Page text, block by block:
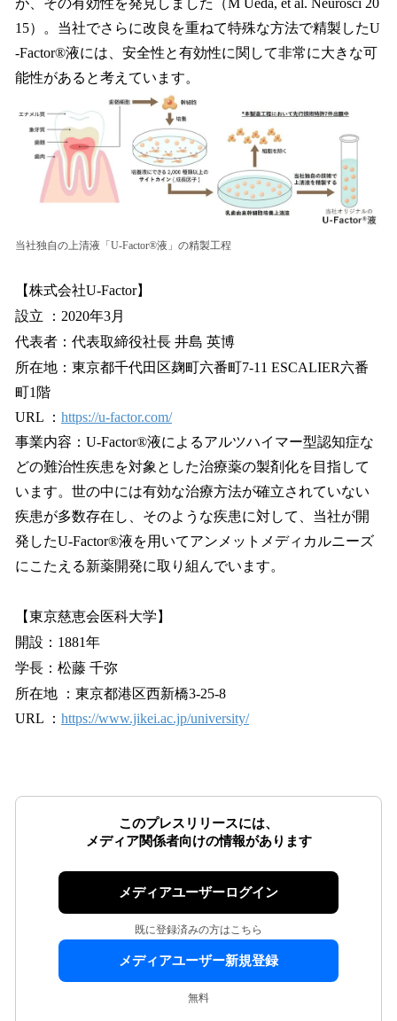
15）。当社でさらに改良を重ねて特殊な方法で精製したU
-Factor®液には、安全性と有効性に関して非常に大きな可
能性があると考えています。
当社独自の上清液「U-Factor®液」の精製工程
【株式会社U-Factor】
設立 ：2020年3月
代表者：代表取締役社長 井島 英博
所在地：東京都千代田区麹町六番町7-11 ESCALIER六番
町1階
URL ： https://u-factor.com/
事業内容：U-Factor®液によるアルツハイマー型認知症な
どの難治性疾患を対象とした治療薬の製剤化を目指して
います。世の中には有効な治療方法が確立されていない
疾患が多数存在し、そのような疾患に対して、当社が開
発したU-Factor®液を用いてアンメットメディカルニーズ
にこたえる新薬開発に取り組んでいます。
【東京慈恵会医科大学】
開設：1881年
学長：松藤 千弥
所在地 ：東京都港区西新橋3-25-8
URL ： https://www.jikei.ac.jp/university/
このプレスリリースには、
メディア関係者向けの情報があります
メディアユーザーログイン
既に登録済みの方はこちら
メディアユーザー新規登録
無料